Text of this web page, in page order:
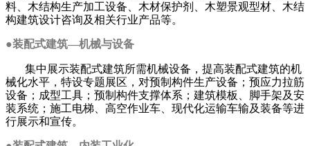
料、木结构生产加工设备、木材保护剂、木塑景观型材、木结
构建筑设计咨询及相关行业产品等。
●装配式建筑—机械与设备
集中展示装配式建筑所需机械设备，提高装配式建筑的机
械化水平，特设专题展区，对预制构件生产设备；预应力拉筋
设备；成型工具；预制构件支撑体系；建筑模板、脚手架及安
装系统；施工电梯、高空作业车、现代化运输车输及装备等进
行展示和宣传。